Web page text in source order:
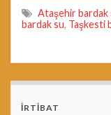
Ataşehir bardak
bardak su, Taşkesti
İRTİBAT